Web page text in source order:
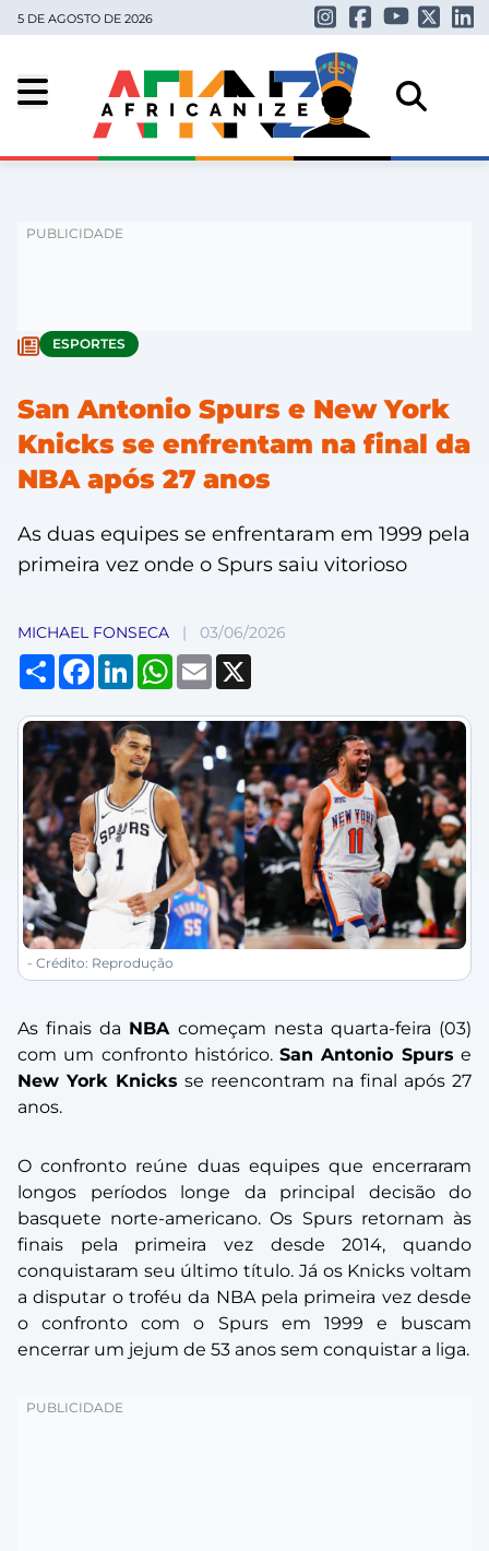
5 DE AGOSTO DE 2026
ESPORTES
San Antonio Spurs e New York
Knicks se enfrentam na final da
NBA após 27 anos
As duas equipes se enfrentaram em 1999 pela
primeira vez onde o Spurs saiu vitorioso
MICHAEL FONSECA | 03/06/2026
Compartilhar
Facebook
LinkedInWhatsApp
Email
- Crédito: Reprodução
As finais da NBAcomeçam nesta quarta-feira (03)
com um confronto histórico.San Antonio Spurs e
New York Knicks se reencontram na final após 27
anos.
O confronto reúne duas equipes que encerraram
longos períodos longe da principal decisão do
basquete norte-americano. Os Spurs retornam às
finais pela primeira vez desde 2014, quando
conquistaram seu último título. Já os Knicks voltam
a disputar o troféu da NBA pela primeira vez desde
o confronto com o Spurs em 1999 e buscam
encerrar um jejum de 53 anos sem conquistar a liga.